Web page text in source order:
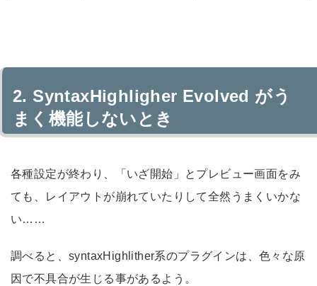
SyntaxHighligher Evolved がう
まく機能しないとき
各種設定が終わり、「いざ開始」とプレビュー画面をみ
ても、レイアウトが崩れていたりして全然うまくいかな
い……
調べると、syntaxHighlither系のプラグインは、色々な原
因で不具合が生じる事があるよう。